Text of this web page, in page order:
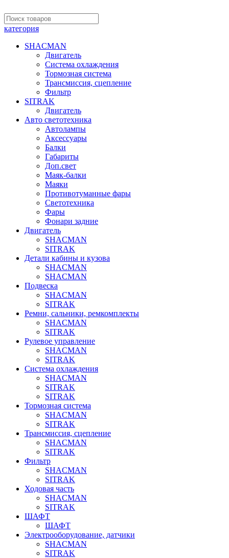
категория
SHACMAN
Двигатель
Система охлаждения
Тормозная система
Трансмиссия, сцепление
Фильтр
SITRAK
Двигатель
Авто светотехника
Автолампы
Аксессуары
Балки
Габариты
Доп.свет
Маяк-балки
Маяки
Противотуманные фары
Светотехника
Фары
Фонари задние
Двигатель
SHACMAN
SITRAK
Детали кабины и кузова
SHACMAN
SHACMAN
Подвеска
SHACMAN
SITRAK
Ремни, сальники, ремкомплекты
SHACMAN
SITRAK
Рулевое управление
SHACMAN
SITRAK
Система охлаждения
SHACMAN
SITRAK
SITRAK
Тормозная система
SHACMAN
SITRAK
Трансмиссия, сцепление
SHACMAN
SITRAK
Фильтр
SHACMAN
SITRAK
Ходовая часть
SHACMAN
SITRAK
ШАФТ
ШАФТ
Электрооборудование, датчики
SHACMAN
SITRAK